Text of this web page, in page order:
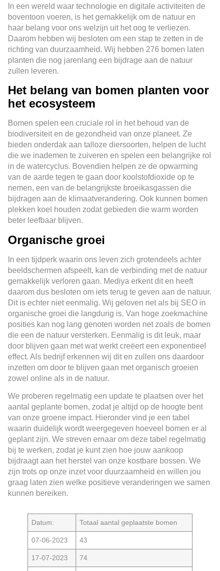
In een wereld waar technologie en digitale activiteiten de
boventoon voeren, is het gemakkelijk om de natuur en
haar belang voor ons welzijn uit het oog te verliezen.
Daarom hebben wij besloten om een stap te zetten in de
richting van duurzaamheid. Wij hebben 276 bomen laten
planten die nog jarenlang een bijdrage aan de natuur
zullen leveren.
Het belang van bomen planten voor
het ecosysteem
Bomen spelen een cruciale rol in het behoud van de
biodiversiteit en de gezondheid van onze planeet. Ze
bieden onderdak aan talloze diersoorten, helpen de lucht
die we inademen te zuiveren en spelen een belangrijke rol
in de watercyclus. Bovendien helpen ze de opwarming
van de aarde tegen te gaan door koolstofdioxide op te
nemen, een van de belangrijkste broeikasgassen die
bijdragen aan de klimaatverandering. Ook kunnen bomen
plekken koel houden zodat gebieden die warm worden
beter leefbaar blijven.
Organische groei
In een tijdperk waarin ons leven zich grotendeels achter
beeldschermen afspeelt, kan de verbinding met de natuur
gemakkelijk verloren gaan. Mediya erkent dit en heeft
daarom dus besloten om iets terug te geven aan de natuur.
Dit is echter niet eenmalig. Wij geloven net als bij SEO in
organische groei die langdurig is. Van hoge zoekmachine
posities kan nog lang genoten worden net zoals de bomen
die een de natuur versterken. Eenmalig is dit leuk, maar
door blijven gaan met wat werkt creëert een exponentieel
effect. Als bedrijf erkennen wij dit en zullen ons daardoor
inzetten om door te blijven gaan met organisch groeien
zowel online als in de natuur.
We proberen regelmatig een update te plaatsen over het
aantal geplante bomen, zodat je altijd op de hoogte bent
van onze groene impact. Hieronder vind je een tabel
waarin duidelijk wordt weergegeven hoeveel bomen er al
geplant zijn. We streven ernaar om deze tabel regelmatig
bij te werken, zodat je kunt zien hoe jouw aankoop
bijdraagt aan het herstel van onze kostbare bossen. We
zijn trots op onze inzet voor duurzaamheid en willen jou
graag laten zien welke positieve veranderingen we samen
kunnen bereiken.
Datum: Totaal aantal geplaatste bomen
07-06-2023 43
17-07-2023 74